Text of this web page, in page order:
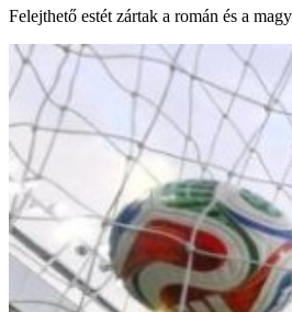
Felejthető estét zártak a román és a